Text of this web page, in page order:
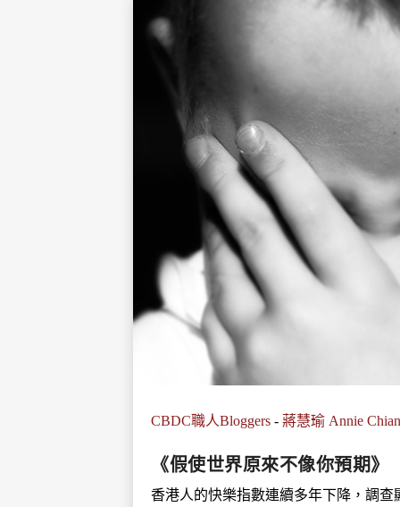
CBDC職人Bloggers -蔣慧瑜 Annie
《假使世界原來不像你預期》
香港人的快樂指數連續多年下降，調查